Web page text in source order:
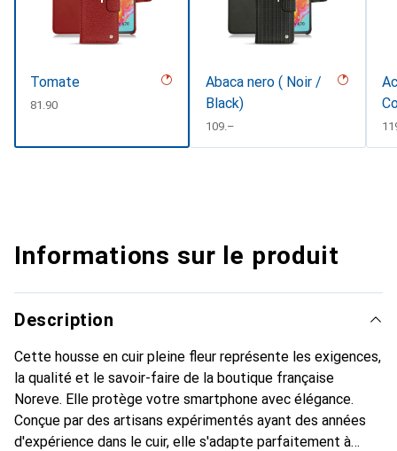
Tomate
CHF
81.90
Abaca nero ( Noir /
Black)
CHF
109.–
Informations sur le produit
Description
Cette housse en cuir pleine fleur représente les exigences,
la qualité et le savoir-faire de la boutique française
Noreve. Elle protège votre smartphone avec élégance.
Conçue par des artisans expérimentés ayant des années
d'expérience dans le cuir, elle s'adapte parfaitement à